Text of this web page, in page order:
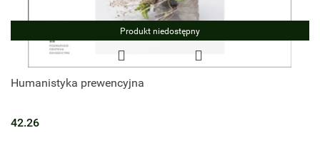
Produkt niedostępny
Humanistyka prewencyjna
42.26